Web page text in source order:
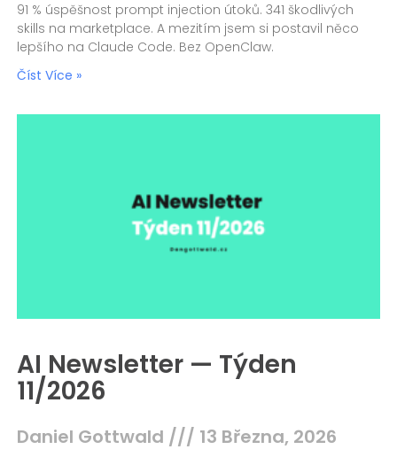
91 % úspěšnost prompt injection útoků. 341 škodlivých
skills na marketplace. A mezitím jsem si postavil něco
lepšího na Claude Code. Bez OpenClaw.
Číst Více »
AI Newsletter — Týden
11/2026
Daniel Gottwald 13 Března, 2026